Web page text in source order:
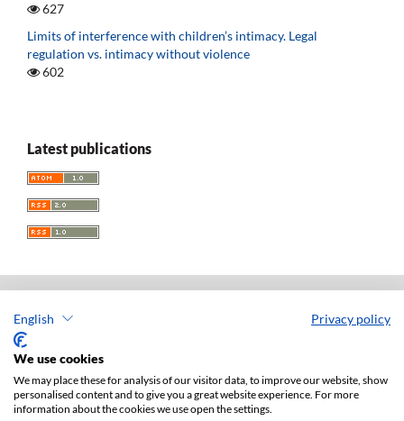
English Privacy policy
We use cookies
We may place these for analysis of our visitor data, to improve our website, show
personalised content and to give you a great website experience. For more
information about the cookies we use open the settings.
627
Limits of interference with children’s intimacy. Legal
regulation vs. intimacy without violence
602
Latest publications
Acta Universitatis Lodziensis. Folia Iuridica
ISSN: 0208-6069
Publisher: Lodz University Press (website)